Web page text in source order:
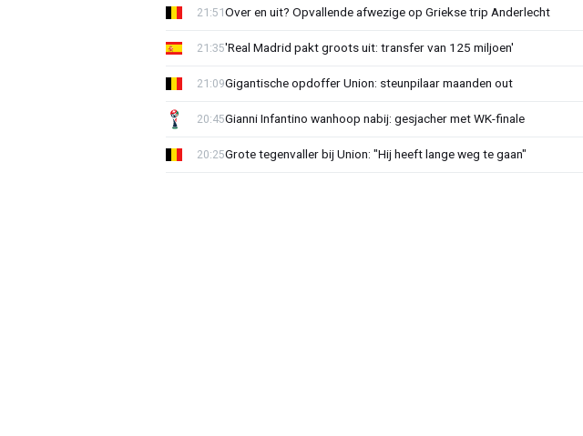
Over en uit? Opvallende afwezige op Griekse trip Anderlecht
21:51
'Real Madrid pakt groots uit: transfer van 125 miljoen'
21:35
Gigantische opdoffer Union: steunpilaar maanden out
21:09
Gianni Infantino wanhoop nabij: gesjacher met WK-finale
20:45
Grote tegenvaller bij Union: "Hij heeft lange weg te gaan"
20:25